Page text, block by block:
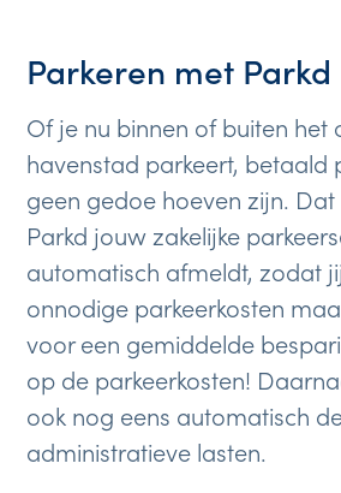
Parkeren met Parkd
Of je nu binnen of buiten het
havenstad parkeert, betaald
geen gedoe hoeven zijn.
Parkd jouw zakelijke
automatisch afmeldt, zodat
onnodige parkeerkosten
voor een gemiddelde
op de parkeerkosten!
ook nog eens automatisch
administratieve lasten.